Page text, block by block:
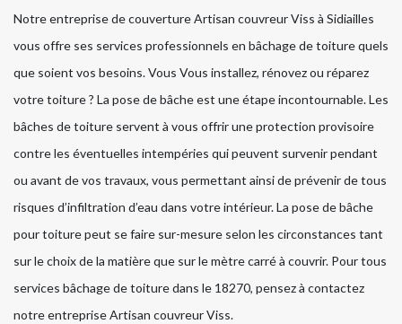
Notre entreprise de couverture Artisan couvreur Viss à Sidiailles
vous offre ses services professionnels en bâchage de toiture quels
que soient vos besoins. Vous Vous installez, rénovez ou réparez
votre toiture ? La pose de bâche est une étape incontournable. Les
bâches de toiture servent à vous offrir une protection provisoire
contre les éventuelles intempéries qui peuvent survenir pendant
ou avant de vos travaux, vous permettant ainsi de prévenir de tous
risques d’infiltration d’eau dans votre intérieur. La pose de bâche
pour toiture peut se faire sur-mesure selon les circonstances tant
sur le choix de la matière que sur le mètre carré à couvrir. Pour tous
services bâchage de toiture dans le 18270, pensez à contactez
notre entreprise Artisan couvreur Viss.